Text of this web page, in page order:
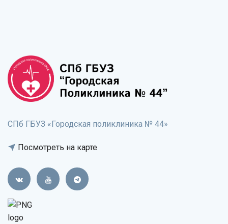
СПб ГБУЗ «Городская поликлиника № 44»
Посмотреть на карте